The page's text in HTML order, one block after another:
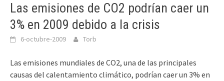
Las emisiones de CO2 podrían caer un
3% en 2009 debido a la crisis
6-octubre-2009 Torb
Las emisiones mundiales de CO2, una de las principales
causas del calentamiento climático, podrían caer un 3% en